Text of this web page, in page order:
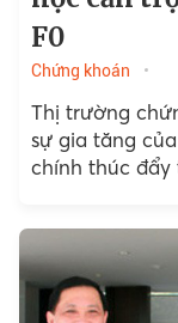
F0
Chứng khoán
Thị trường
sự gia tăng
chính thúc
chứng khoán
như vậy sẽ
tư F0.